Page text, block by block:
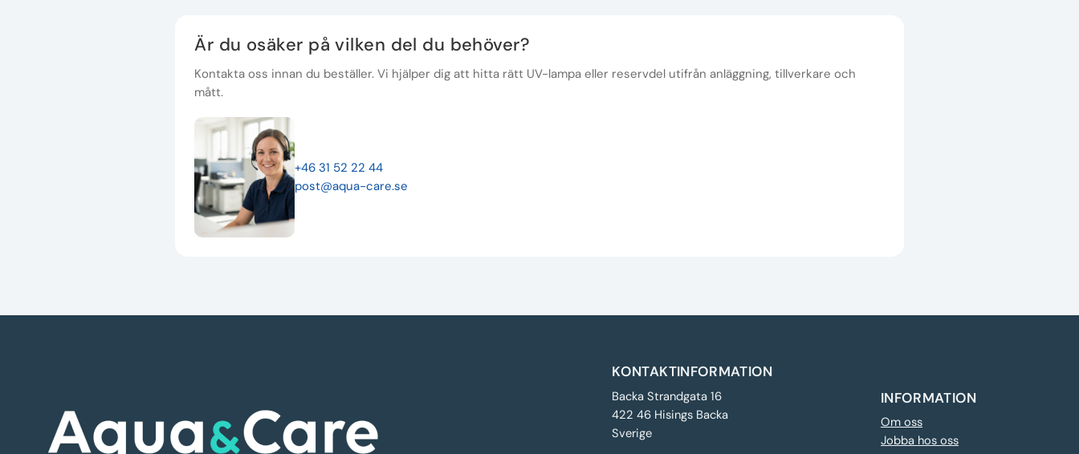
Är du osäker på vilken del du behöver?
Kontakta oss innan du beställer. Vi hjälper dig att hitta rätt UV-lampa eller reservdel utifrån anläggning, tillverkare och
mått.
+46 31 52 22 44
post@aqua-care.se
KONTAKTINFORMATION
Backa Strandgata 16
422 46 Hisings Backa
Sverige
INFORMATION
Om oss
Jobba hos oss